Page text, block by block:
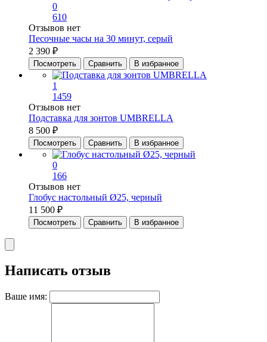
0
610
Отзывов нет
Песочные часы на 30 минут, серый
2 390 ₽
Посмотреть Сравнить В избранное
1
1459
Отзывов нет
Подставка для зонтов UMBRELLA
8 500 ₽
Посмотреть Сравнить В избранное
0
166
Отзывов нет
Глобус настольный Ø25, черный
11 500 ₽
Посмотреть Сравнить В избранное
Написать отзыв
Ваше имя: